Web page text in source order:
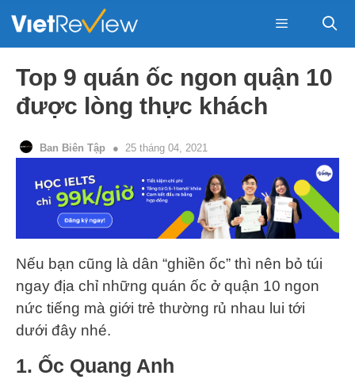
Menu
Top 9 quán ốc ngon quận 10
được lòng thực khách
Ban Biên Tập 25 tháng 04, 2021
Nếu bạn cũng là dân “ghiền ốc” thì nên bỏ túi
ngay địa chỉ những quán ốc ở quận 10 ngon
nức tiếng mà giới trẻ thường rủ nhau lui tới
dưới đây nhé.
1. Ốc Quang Anh